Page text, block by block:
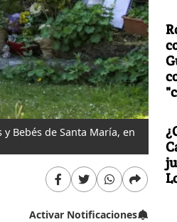
Bebés de Santa María, en
Activar Notificaciones